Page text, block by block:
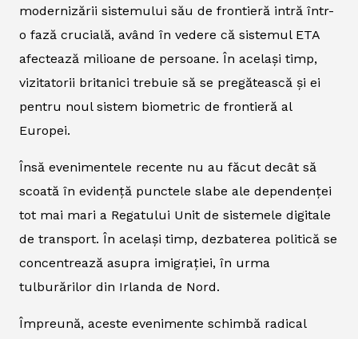
modernizării sistemului său de frontieră intră într-
o fază crucială, având în vedere că sistemul ETA
afectează milioane de persoane. În același timp,
vizitatorii britanici trebuie să se pregătească și ei
pentru noul sistem biometric de frontieră al
Europei.
Însă evenimentele recente nu au făcut decât să
scoată în evidență punctele slabe ale dependenței
tot mai mari a Regatului Unit de sistemele digitale
de transport. În același timp, dezbaterea politică se
concentrează asupra imigrației, în urma
tulburărilor din Irlanda de Nord.
Împreună, aceste evenimente schimbă radical